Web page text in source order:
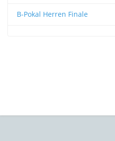
B-Pokal Herren Finale